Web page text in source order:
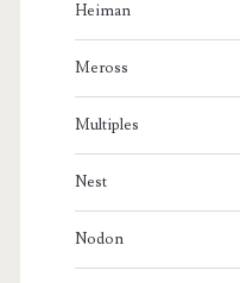
Heiman
Meross
Multiples
Nest
Nodon